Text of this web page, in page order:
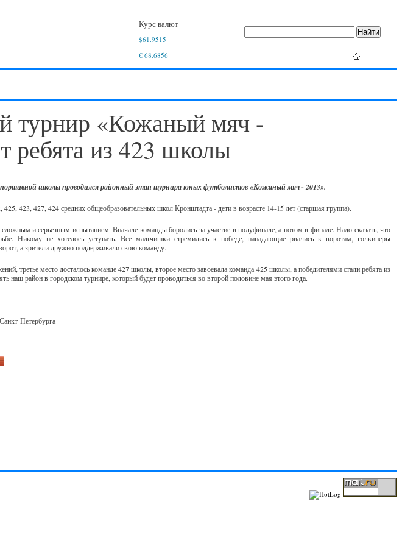
Курс валют
$61.9515
€ 68.6856
турнир «Кожаный мяч -
ребята из 423 школы
школы проводился районный этап турнира юных футболистов «Кожаный мяч - 2013».
423, 427, 424 средних общеобразовательных школ Кронштадта - дети в возрасте 14-15 лет (старшая группа).
и серьезным испытанием. Вначале команды боролись за участие в полуфинале, а потом в финале. Надо сказать, что
Никому не хотелось уступать. Все мальчишки стремились к победе, нападающие рвались к воротам, голкиперы
а зрители дружно поддерживали свою команду.
третье место досталось команде 427 школы, второе место завоевала команда 425 школы, а победителями стали ребята из
наш район в городском турнире, который будет проводиться во второй половине мая этого года.
Петербурга